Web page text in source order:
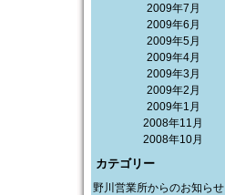
2009年7月
2009年6月
2009年5月
2009年4月
2009年3月
2009年2月
2009年1月
2008年11月
2008年10月
カテゴリー
野川営業所からのお知らせ